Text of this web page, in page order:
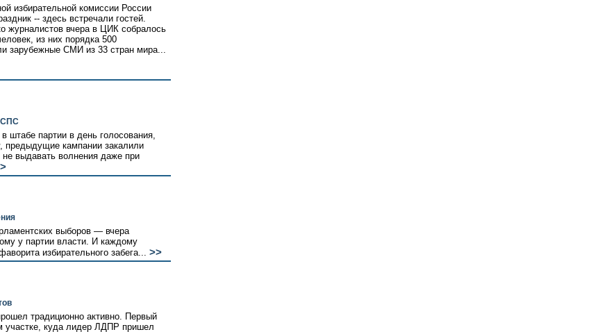
избирательной комиссии России
-- здесь встречали гостей.
журналистов вчера в ЦИК собралось
из них порядка 500
зарубежные СМИ из 33 стран мира...
СПС
штабе партии в день голосования,
предыдущие кампании закалили
не выдавать волнения даже при
выборов — вчера
у партии власти. И каждому
избирательного забега... >>
традиционно активно. Первый
участке, куда лидер ЛДПР пришел